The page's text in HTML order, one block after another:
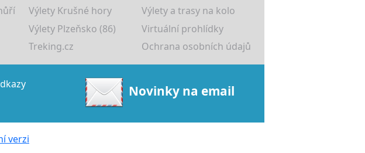
Výlety Krušné hory
Výlety a trasy na kolo
Výlety Plzeňsko (86)
Virtuální prohlídky
Treking.cz Ochrana osobních údajů
Novinky na email
verzi